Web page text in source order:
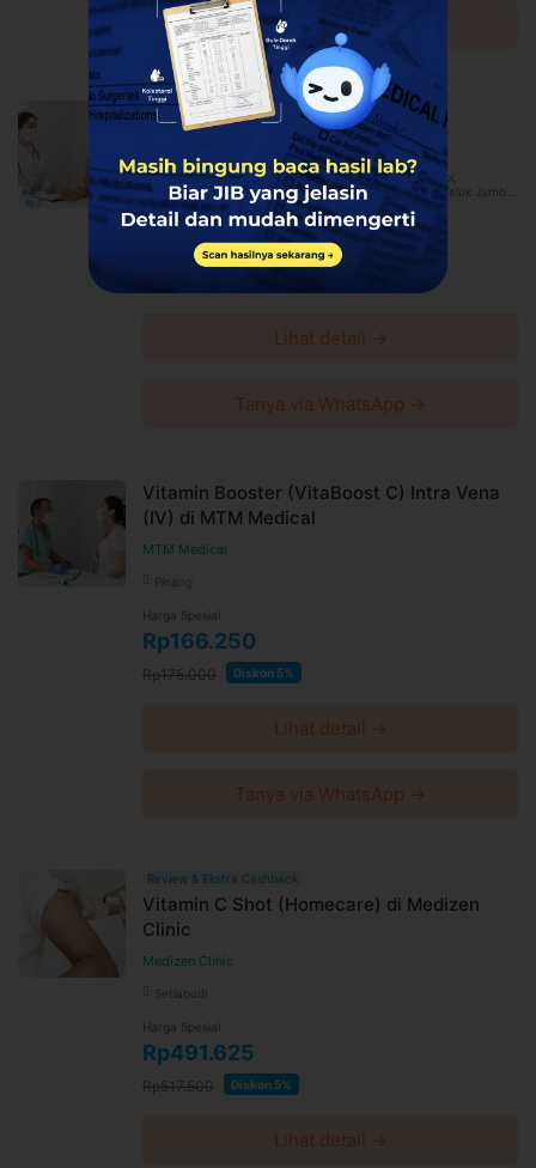
dan kebijakandi halaman ini
Syarat dan ketentuan dapat berubah sewaktu-waktu
tanpa pemberitahuan dan berlaku untuk pembelian
setelah waktu perubahan
Harga paket sudah termasuk biaya administrasi, convenience
fee, biaya pemeliharaan platform.
Tanya via WhatsApp →
Injeksi Vitamin B + C di Intibios
Sumur Bandung, Candisari, Tegalsari, Jetis, Kesambi,
Kebayoran Baru, Banjarmasin Timur, Penjaringan, Teluk Jambe
Timur, Denpasar Timur
Harga Spesial
Rp142.500
Lihat detail →
Tanya via WhatsApp →
Vitamin Booster (VitaBoost C) Intra Vena
(IV) di MTM Medical
MTM Medical
Pinang
Harga Spesial
Rp166.250
Rp175.000 Diskon 5%
Lihat detail →
Tanya via WhatsApp →
Review & Ekstra Cashback
Vitamin C Shot (Homecare) di Medizen
Clinic
Medizen Clinic
Setiabudi
Harga Spesial
Rp491.625
Rp517.500 Diskon 5%
Lihat detail →